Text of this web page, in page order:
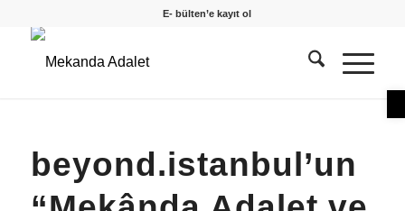
E- bülten’e kayıt ol
beyond.istanbul’un